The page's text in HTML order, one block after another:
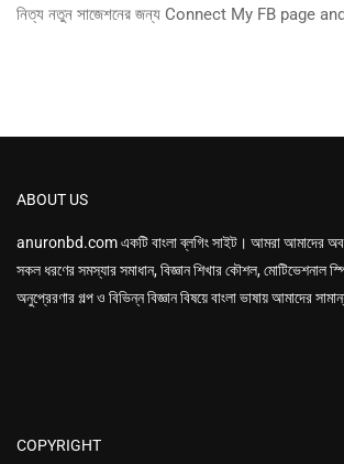
নিত্য নতুন সাজেশনের জন্য Connect My FB page
ABOUT US
anuronbd.comএকটি বাংলা ব্লগিং সাইট। আমরা আমাদের
সকল ধরণের সমস্যার সমাধান, বিজ্ঞান শিখার কৌশল, মোটিভেশনাল
অনুপ্রেরণার গল্প ও বিভিন্ন বিজ্ঞান বিষয়ে বাংলা ভাষায় আমাদের
COPYRIGHT